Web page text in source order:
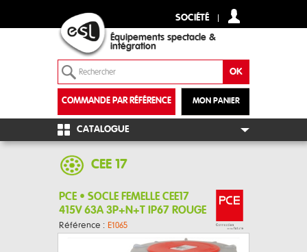
SOCIÉTÉ
Équipements spectacle &
intégration
MON PANIER
COMMANDE PAR RÉFÉRENCE
+
CATALOGUE
CEE 17
PCE • SOCLE FEMELLE CEE17
415V 63A 3P+N+T IP67 ROUGE
Référence : E1065